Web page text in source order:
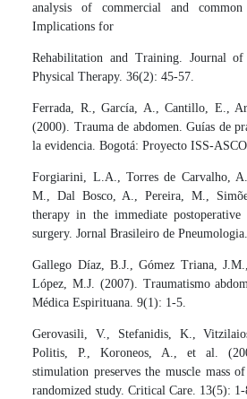
analysis of commercial and common
Implications for
Rehabilitation and Training. Journal
Physical Therapy. 36(2): 45-57.
Ferrada, R., García, A., Cantillo, E.,
(2000). Trauma de abdomen. Guías de
la evidencia. Bogotá: Proyecto ISS-
Forgiarini, L.A., Torres de Carvalho,
M., Dal Bosco, A., Pereira, M.,
therapy in the immediate
surgery. Jornal Brasileiro de
Gallego Díaz, B.J., Gómez Triana,
López, M.J. (2007). Traumatismo
Médica Espirituana. 9(1): 1-5.
Gerovasili, V., Stefanidis, K.,
Politis, P., Koroneos, A., et al.
stimulation preserves the muscle mass
randomized study. Critical Care. 13(5): 1-